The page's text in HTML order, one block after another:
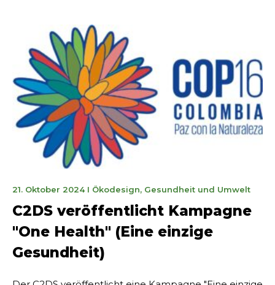
21. Oktober 202419
mai
2025
I Ökodesign, Gesundheit und Umwelt
C2DS veröffentlicht Kampagne
"One Health" (Eine einzige
Gesundheit)